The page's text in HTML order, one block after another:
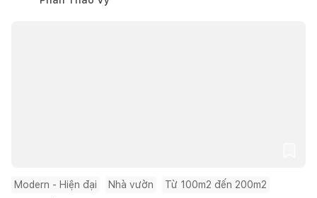
Modern - Hiện đại Nhà vườn Từ 100m2 đến 200m2